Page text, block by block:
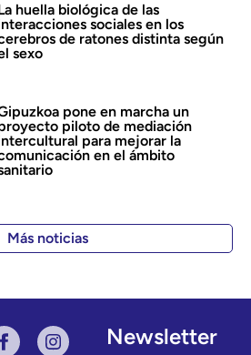
huella biológica de las
sociales en los
de ratones distinta según
sexo
pone en marcha un
piloto de mediación
para mejorar la
en el ámbito
Más noticias
Newsletter